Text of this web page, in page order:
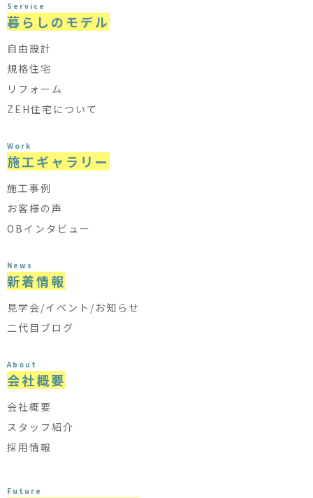
Service
暮らしのモデル
自由設計
規格住宅
リフォーム
ZEH住宅について
Work
施工ギャラリー
施工事例
お客様の声
OBインタビュー
News
新着情報
見学会/イベント/お知らせ
二代目ブログ
About
会社概要
会社概要
スタッフ紹介
採用情報
Future